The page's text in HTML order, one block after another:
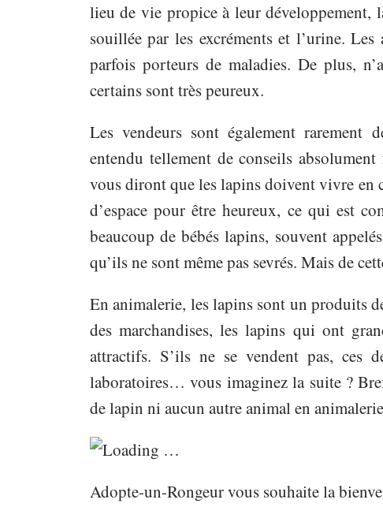
lieu de vie propice à leur développement,
souillée par les excréments et l’urine.
parfois porteurs de maladies. De plus,
certains sont très peureux.
Les vendeurs sont également rarement
entendu tellement de conseils
vous diront que les lapins doivent vivre en
d’espace pour être heureux, ce qui est
beaucoup de bébés lapins, souvent
qu’ils ne sont même pas sevrés. Mais de
En animalerie, les lapins sont un produits
des marchandises, les lapins qui ont
attractifs. S’ils ne se vendent pas, ces
laboratoires… vous imaginez la suite ?
de lapin ni aucun autre animal en
Loading …
Adopte-un-Rongeur vous souhaite la